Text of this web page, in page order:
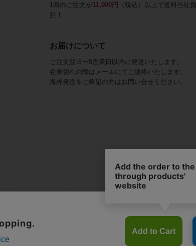
1回のご注文が11,000円
（税込）以上で送料当社負
担！
お届けについて
ご注文翌日〜5営業日以内に発送いたします。
在庫切れの際はメールにてご連絡いたします。
海外発送をご希望の方はお問い合せください。
開するABISTE(アビステ)は、
紹介するコンテンツ、
スをご提供。
。